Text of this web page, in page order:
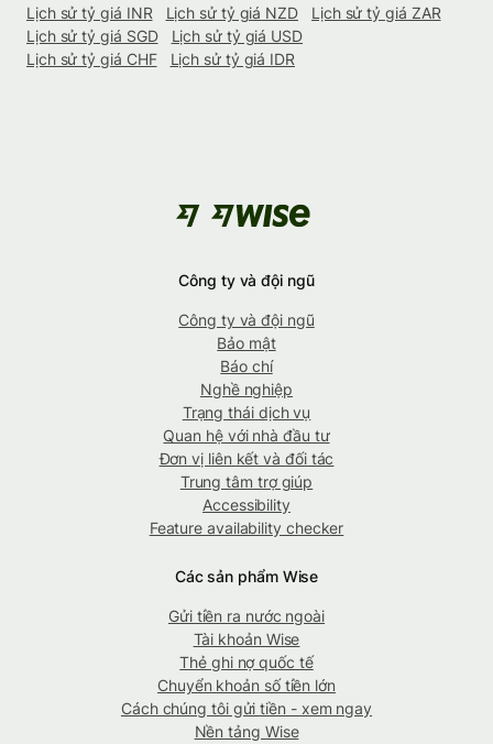
Lịch sử tỷ giá INR
Lịch sử tỷ giá NZD
Lịch sử tỷ giá ZAR
Lịch sử tỷ giá SGD
Lịch sử tỷ giá USD
Lịch sử tỷ giá CHF
Lịch sử tỷ giá IDR
Công ty và đội ngũ
Công ty và đội ngũ
Bảo mật
Báo chí
Nghề nghiệp
Trạng thái dịch vụ
Quan hệ với nhà đầu tư
Đơn vị liên kết và đối tác
Trung tâm trợ giúp
Accessibility
Feature availability checker
Các sản phẩm Wise
Gửi tiền ra nước ngoài
Tài khoản Wise
Thẻ ghi nợ quốc tế
Chuyển khoản số tiền lớn
Cách chúng tôi gửi tiền - xem ngay
Nền tảng Wise